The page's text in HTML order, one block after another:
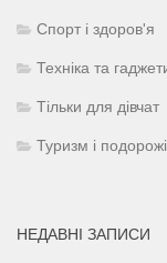
Спорт і здоров'я
Техніка та
Тільки для дівчат
Туризм і подорожі
НЕДАВНІ ЗАПИСИ